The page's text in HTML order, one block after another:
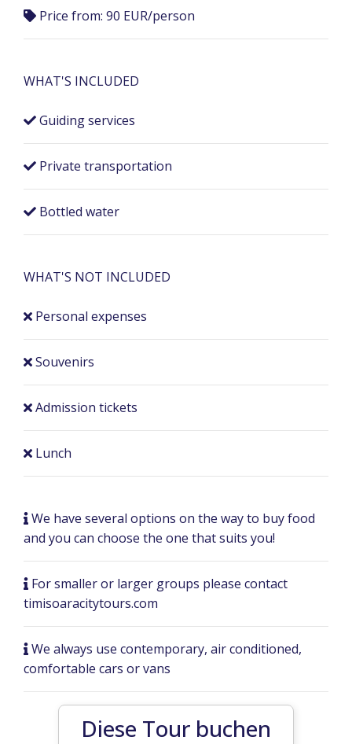
Price from: 90 EUR/person
WHAT'S INCLUDED
Guiding services
Private transportation
Bottled water
WHAT'S NOT INCLUDED
Personal expenses
Souvenirs
Admission tickets
Lunch
We have several options on the way to buy food
and you can choose the one that suits you!
For smaller or larger groups please contact
timisoaracitytours.com
We always use contemporary, air conditioned,
comfortable cars or vans
Diese Tour buchen